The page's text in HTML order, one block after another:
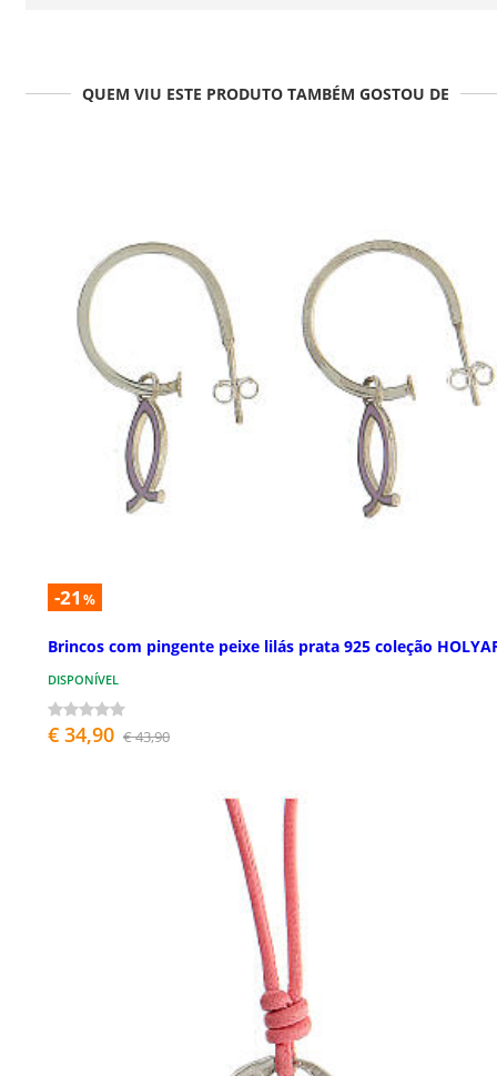
QUEM VIU ESTE PRODUTO TAMBÉM GOSTOU DE
-21 %
Brincos com pingente peixe lilás prata 925 coleção
DISPONÍVEL
€ 34,90 € 43,90